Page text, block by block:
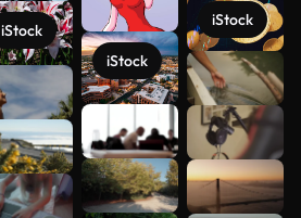
iStock
iStock
iStock
Scopri di
più